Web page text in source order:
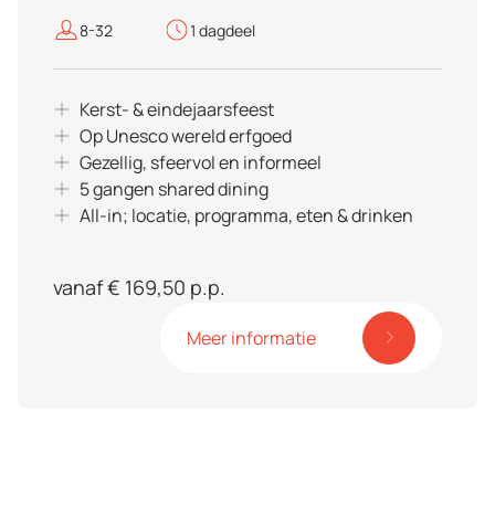
8-32 1 dagdeel
Kerst- & eindejaarsfeest
Op Unesco wereld erfgoed
Gezellig, sfeervol en informeel
5 gangen shared dining
All-in; locatie, programma, eten & drinken
vanaf € 169,50 p.p.
Meer informatie